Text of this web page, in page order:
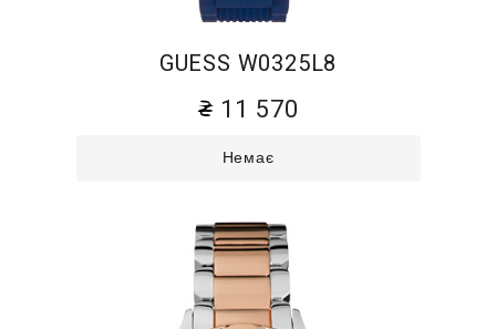
GUESS W0325L8
11 570
Немає